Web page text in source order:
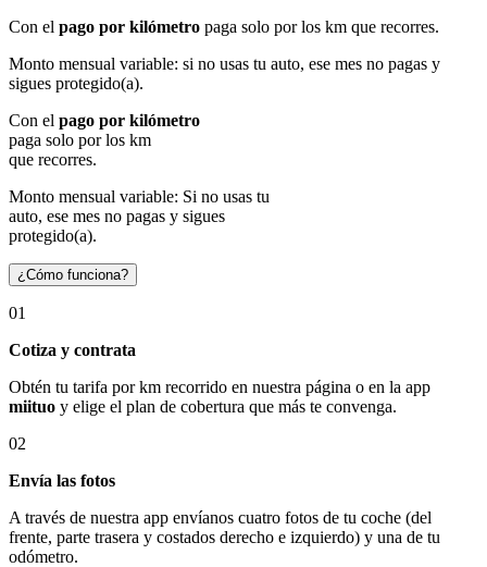
Con el pago por kilómetro paga solo por los km que recorres.
Monto mensual variable: si no usas tu auto, ese mes no pagas y
sigues protegido(a).
Con el pago por kilómetro
paga solo por los km
que recorres.
Monto mensual variable: Si no usas tu
auto, ese mes no pagas y sigues
protegido(a).
¿Cómo funciona?
01
Cotiza y contrata
Obtén tu tarifa por km recorrido en nuestra página o en la app
miituo y elige el plan de cobertura que más te convenga.
02
Envía las fotos
A través de nuestra app envíanos cuatro fotos de tu coche (del
frente, parte trasera y costados derecho e izquierdo) y una de tu
odómetro.